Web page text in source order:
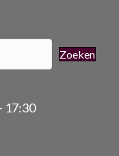
Zoeken
17:30